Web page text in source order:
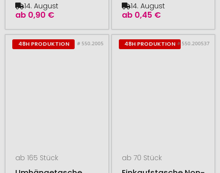
ab 0,90 €
14. August
ab 0,45 €
14. August
48H PRODUKTION # 550.2005
ab 165 Stück
48H PRODUKTION # 550.200537
ab 70 Stück